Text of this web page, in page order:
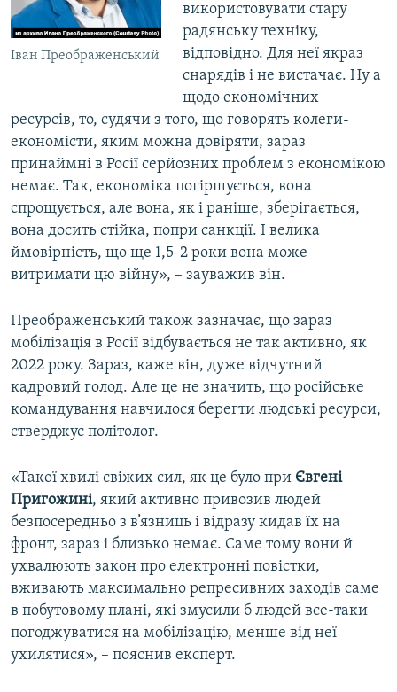
Іван Преображенський
використовувати стару
радянську техніку,
відповідно. Для неї якраз
снарядів і не вистачає. Ну а
щодо економічних
ресурсів, то, судячи з того, що говорять колеги-
економісти, яким можна довіряти, зараз
принаймні в Росії серйозних проблем з економікою
немає. Так, економіка погіршується, вона
спрощується, але вона, як і раніше, зберігається,
вона досить стійка, попри санкції. І велика
ймовірність, що ще 1,5-2 роки вона може
витримати цю війну», – зауважив він.
Преображенський також зазначає, що зараз
мобілізація в Росії відбувається не так активно, як
2022 року. Зараз, каже він, дуже відчутний
кадровий голод. Але це не значить, що російське
командування навчилося берегти людські ресурси,
стверджує політолог.
«Такої хвилі свіжих сил, як це було при Євгені
Пригожині, який активно привозив людей
безпосередньо з в’язниць і відразу кидав їх на
фронт, зараз і близько немає. Саме тому вони й
ухвалюють закон про електронні повістки,
вживають максимально репресивних заходів саме
в побутовому плані, які змусили б людей все-таки
погоджуватися на мобілізацію, менше від неї
ухилятися», – пояснив експерт.